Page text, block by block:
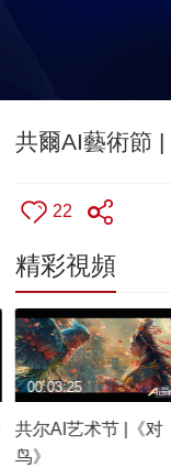
共爾AI藝術節 |
22
精彩視頻
共尔AI艺术节 |《对
鸟》
00:03:25